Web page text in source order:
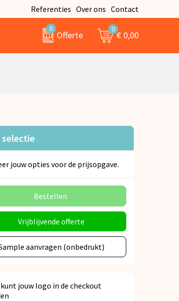
Referenties Over ons Contact
0
Offerte
0
€ 0,00
jouw opties voor de prijsopgave.
Bestellen
Vrijblijvende offerte
aanvragen (onbedrukt)
jouw logo in de checkout